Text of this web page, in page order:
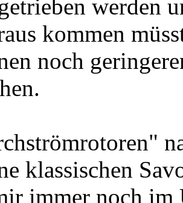
werden
kommen
noch
klassischen
immer noch im